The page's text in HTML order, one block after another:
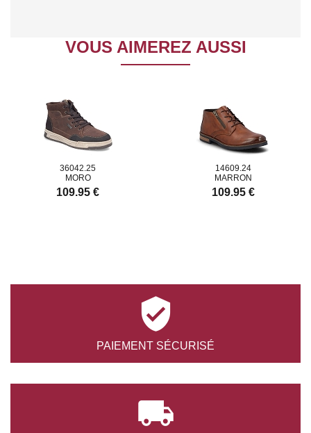
VOUS AIMEREZ AUSSI
36042.25
MORO
109.95 €
14609.24
MARRON
109.95 €

PAIEMENT SÉCURISÉ
